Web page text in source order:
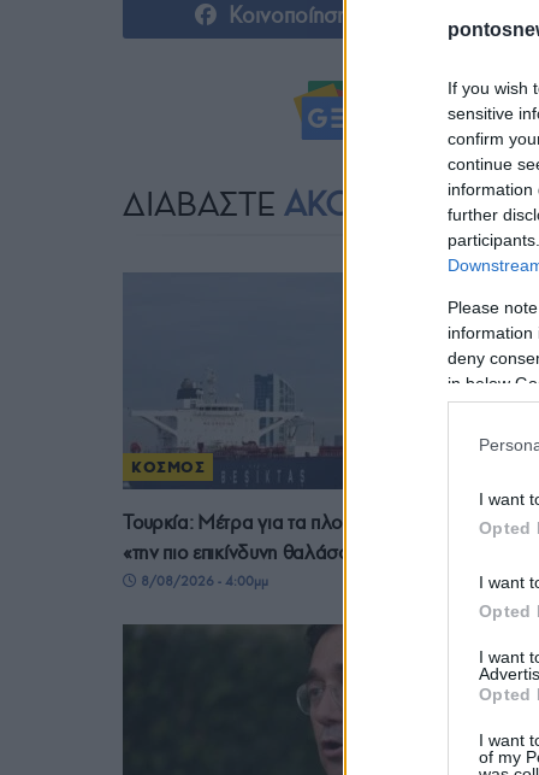
If you wish
sensitive
confirm
continue
information
further
Please
information
deny
in below
I want
Opted
I want
Opted
I want
Opted
I want
of my
Κοινοποίηση
ΔΙΑΒΑΣΤΕ ΑΚΟΜΗ
ΚΟΣΜΟΣ
Τουρκία: Μέτρα για τα πλοία στον Εύξεινο Πόντο,
«την πιο επικίνδυνη θαλάσσια ζώνη»
8/08/2026 - 4:00μμ